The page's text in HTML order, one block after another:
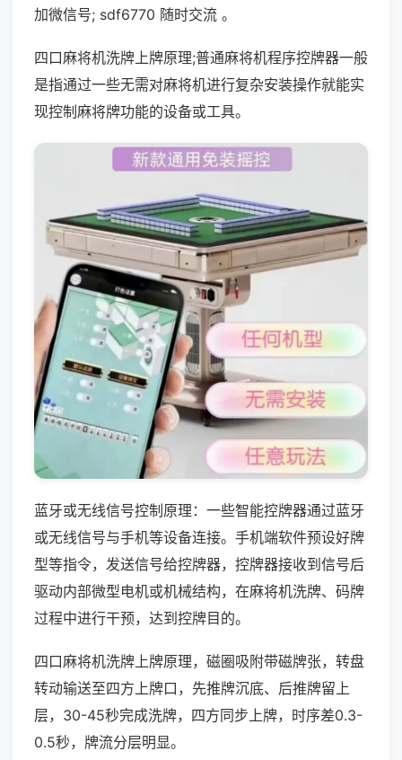
加微信号; sdf6770 随时交流 。
四口麻将机洗牌上牌原理;普通麻将机程序控牌器一般
是指通过一些无需对麻将机进行复杂安装操作就能实
现控制麻将牌功能的设备或工具。
蓝牙或无线信号控制原理：一些智能控牌器通过蓝牙
或无线信号与手机等设备连接。手机端软件预设好牌
型等指令，发送信号给控牌器，控牌器接收到信号后
驱动内部微型电机或机械结构，在麻将机洗牌、码牌
过程中进行干预，达到控牌目的。
四口麻将机洗牌上牌原理，磁圈吸附带磁牌张，转盘
转动输送至四方上牌口，先推牌沉底、后推牌留上
层，30-45秒完成洗牌，四方同步上牌，时序差0.3-
0.5秒，牌流分层明显。